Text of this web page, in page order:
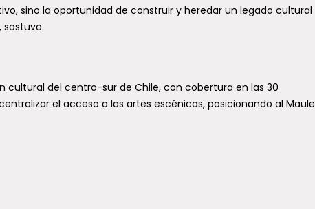
sino la oportunidad de construir y heredar un legado cultural
sostuvo.
cultural del centro-sur de Chile, con cobertura en las 30
el acceso a las artes escénicas, posicionando al Maule